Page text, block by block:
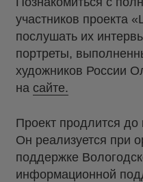
участников проекта
послушать их
портреты,
художников России
на сайте.
Проект продлится до
Он реализуется при
поддержке
информационной